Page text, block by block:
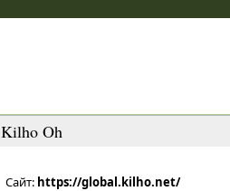
Kilho Oh
Сайт: https://global.kilho.net/